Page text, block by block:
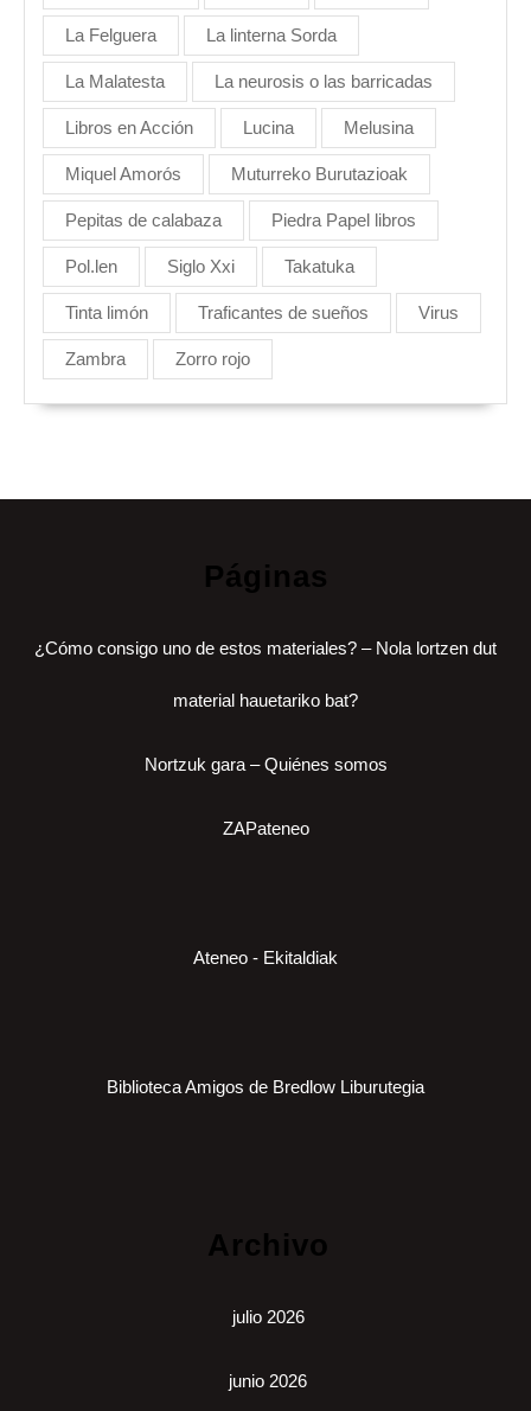
La Felguera La linterna Sorda
La Malatesta La neurosis o las barricadas
Libros en Acción Lucina Melusina
Miquel Amorós Muturreko Burutazioak
Pepitas de calabaza Piedra Papel libros
Pol.len Siglo Xxi Takatuka
Tinta limón Traficantes de sueños Virus
Zambra Zorro rojo
Páginas
¿Cómo consigo uno de estos materiales? – Nola lortzen dut
material hauetariko bat?
Nortzuk gara – Quiénes somos
ZAPateneo
Ateneo - Ekitaldiak
Biblioteca Amigos de Bredlow Liburutegia
Archivo
julio 2026
junio 2026